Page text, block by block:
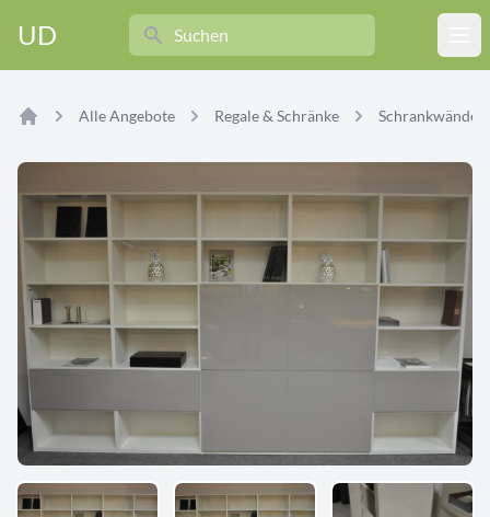
UD
Search
Alle Angebote Regale & Schränke Schrankwände